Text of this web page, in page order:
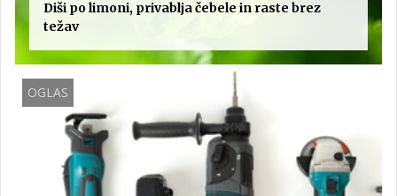
Diši po limoni, privablja čebele in raste brez
težav
OGLAS